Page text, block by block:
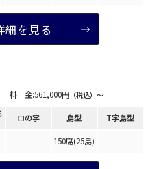
細を見る
料 金:561,000円（税込）〜
ロの字 島型
150席(25島)
T字島型
掛け
シアター
形式